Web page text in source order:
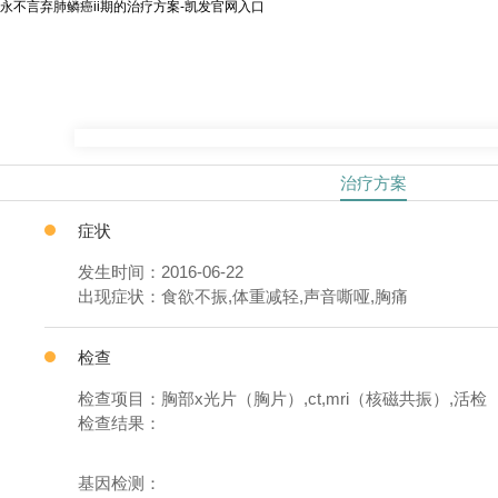
永不言弃肺鳞癌ii期的治疗方案-凯发官网入口
治疗方案
症状
发生时间：2016-06-22
出现症状：食欲不振,体重减轻,声音嘶哑,胸痛
检查
检查项目：胸部x光片（胸片）,ct,mri（核磁共振）,活检
检查结果：
基因检测：